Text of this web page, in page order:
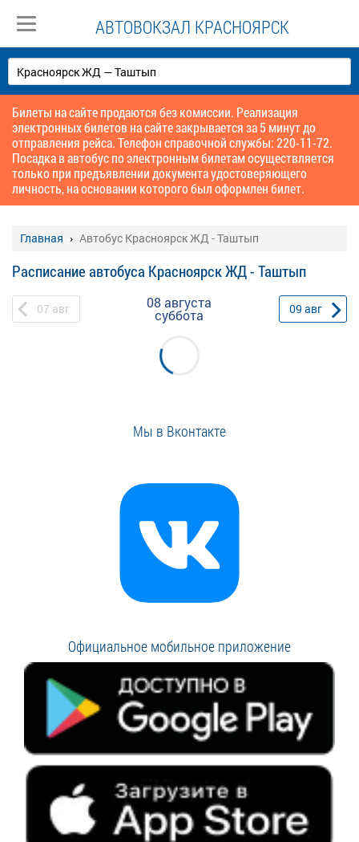
АВТОВОКЗАЛ КРАСНОЯРСК
Билеты на сайте продаются без комиссии. Реализация
электронных билетов на сайте закрывается за 5 минут до
отправления рейса. Телефон справочной службы: 220-11-72.
Посадка в автобус по электронным билетам осуществляется
только при предъявлении документа удостоверяющего
личность, на основании которого был оформлен билет.
Главная Автобус Красноярск ЖД - Таштып
Расписание автобуса Красноярск ЖД - Таштып
07 авг 08 августа
суббота 09 авг
Мы в Вконтакте
Официальное мобильное приложение